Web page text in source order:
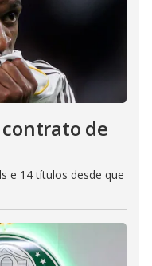
de
e 14 títulos desde que